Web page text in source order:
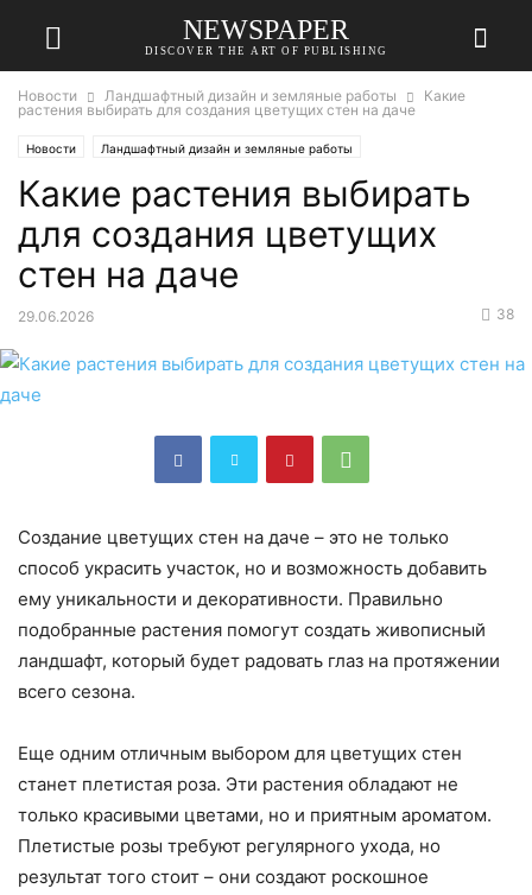
NEWSPAPER
DISCOVER THE ART OF PUBLISHING
Новости Ландшафтный дизайн и земляные работы
Какие
растения выбирать для создания цветущих стен на даче
Новости Ландшафтный дизайн и земляные работы
Какие растения выбирать
для создания цветущих
стен на даче
29.06.2026 38
Создание цветущих стен на даче – это не только
способ украсить участок, но и возможность добавить
ему уникальности и декоративности. Правильно
подобранные растения помогут создать живописный
ландшафт, который будет радовать глаз на протяжении
всего сезона.
Еще одним отличным выбором для цветущих стен
станет плетистая роза. Эти растения обладают не
только красивыми цветами, но и приятным ароматом.
Плетистые розы требуют регулярного ухода, но
результат того стоит – они создают роскошное